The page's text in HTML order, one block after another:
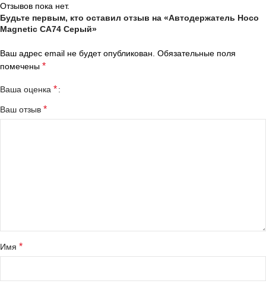
Отзывов пока нет.
Будьте первым, кто оставил отзыв на «Автодержатель Hoco
Magnetic CA74 Серый»
Ваш адрес email не будет опубликован. Обязательные поля
помечены *
Ваша оценка *
Ваш отзыв *
Имя *